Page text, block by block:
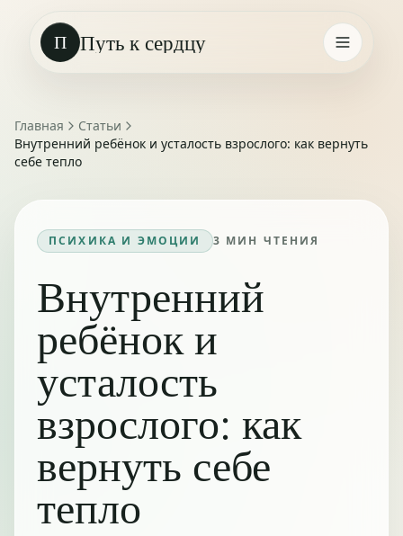
П Путь к сердцу
Главная
Статьи
Внутренний ребёнок и усталость взрослого: как вернуть
себе тепло
ПСИХИКА И ЭМОЦИИ 3 МИН ЧТЕНИЯ
Внутренний
ребёнок и
усталость
взрослого: как
вернуть себе
тепло